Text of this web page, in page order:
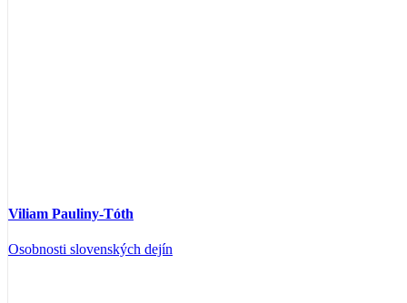
Viliam Pauliny-Tóth
Osobnosti slovenských dejín